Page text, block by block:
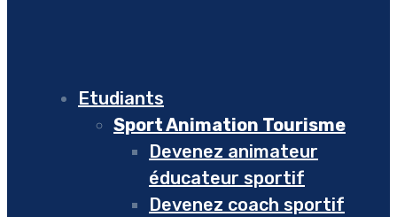
Etudiants
Sport Animation Tourisme
Devenez animateur
éducateur sportif
Devenez coach sportif